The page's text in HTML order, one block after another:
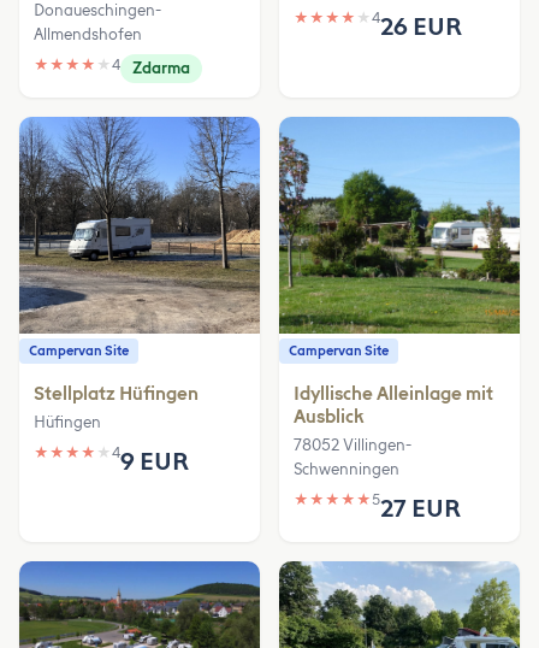
Donaueschingen-
Allmendshofen
★ ★ ★ ★ ★ 4 Zdarma
★ ★ ★ ★ ★ 426 EUR
Campervan Site
Stellplatz Hüfingen
Hüfingen
★ ★ ★ ★ ★ 49 EUR
Campervan Site
Idyllische Alleinlage mit
Ausblick
78052 Villingen-
Schwenningen
★ ★ ★ ★ ★527 EUR